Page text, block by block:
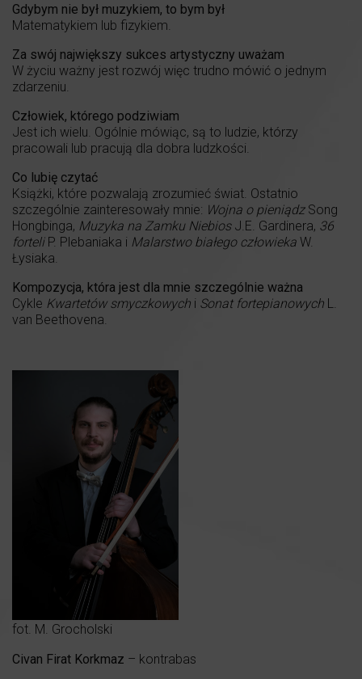
Gdybym nie był muzykiem, to bym był
Matematykiem lub fizykiem.
Za swój największy sukces artystyczny uważam
W życiu ważny jest rozwój więc trudno mówić o jednym
zdarzeniu.
Człowiek, którego podziwiam
Jest ich wielu. Ogólnie mówiąc, są to ludzie, którzy
pracowali lub pracują dla dobra ludzkości.
Co lubię czytać
Książki, które pozwalają zrozumieć świat. Ostatnio
szczególnie zainteresowały mnie: Wojna o pieniądzSong
Hongbinga, Muzyka na Zamku NiebiosJ.E. Gardinera, 36
forteliP. Plebaniaka i Malarstwo białego człowieka W.
Łysiaka.
Kompozycja, która jest dla mnie szczególnie ważna
Cykle Kwartetów smyczkowych i Sonat fortepianowych L.
van Beethovena.
fot. M. Grocholski
Civan Firat Korkmaz – kontrabas